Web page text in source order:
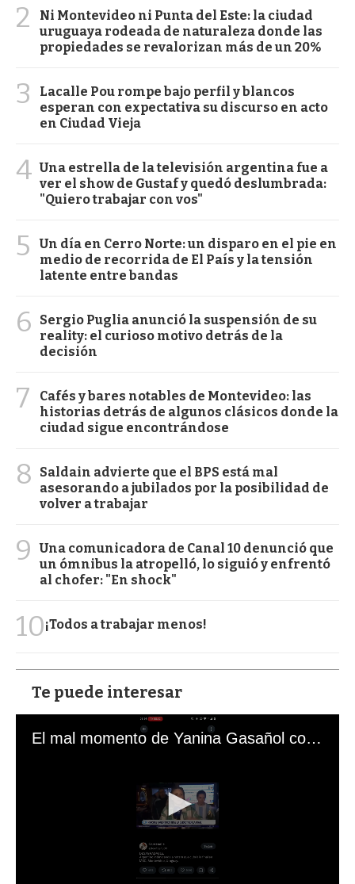
2
Ni Montevideo ni Punta del Este: la ciudad
uruguaya rodeada de naturaleza donde las
propiedades se revalorizan más de un 20%
3
Lacalle Pou rompe bajo perfil y blancos
esperan con expectativa su discurso en acto
en Ciudad Vieja
4 Una estrella de la televisión argentina fue a
ver el show de Gustaf y quedó deslumbrada:
"Quiero trabajar con vos"
5
Un día en Cerro Norte: un disparo en el pie en
medio de recorrida de El País y la tensión
latente entre bandas
6
Sergio Puglia anunció la suspensión de su
reality: el curioso motivo detrás de la
decisión
7
Cafés y bares notables de Montevideo: las
historias detrás de algunos clásicos donde la
ciudad sigue encontrándose
8
Saldain advierte que el BPS está mal
asesorando a jubilados por la posibilidad de
volver a trabajar
9
Una comunicadora de Canal 10 denunció que
un ómnibus la atropelló, lo siguió y enfrentó
al chofer: "En shock"
10¡Todos a trabajar menos!
Te puede interesar
El mal momento de Yanina Gasañol con un hincha argentino en "Subrayado"